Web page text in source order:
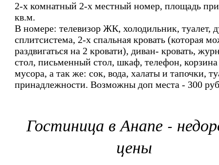
2-х комнатный 2-х местный номер, площадь
кв.м.
В номере: телевизор ЖК, холодильник, туалет,
сплитсистема, 2-х спальная кровать (которая
раздвигаться на 2 кровати), диван- кровать,
стол, письменный стол, шкаф, телефон, корзина
мусора, а так же: сок, вода, халаты и тапочки,
принадлежности. Возможны доп места - 300
Гостиница в Анапе -
цены